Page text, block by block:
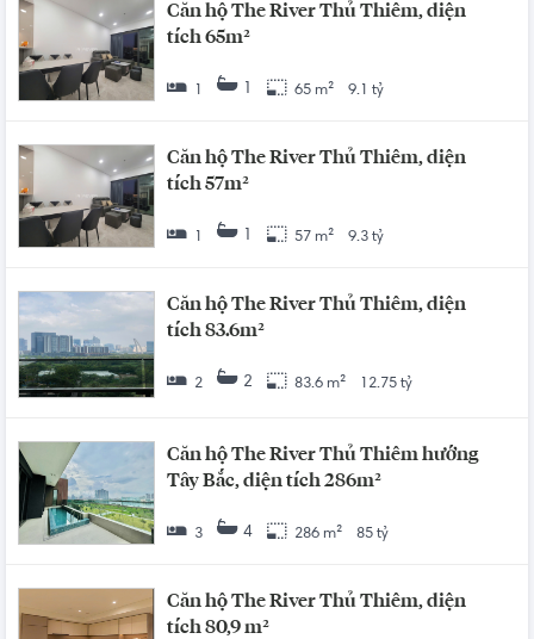
Căn hộ The River Thủ Thiêm, diện
tích 65m²
1 65 m² 9.1 tỷ
Căn hộ The River Thủ Thiêm, diện
tích 57m²
1 57 m² 9.3 tỷ
Căn hộ The River Thủ Thiêm, diện
tích 83.6m²
2 2 83.6 m² 12.75 tỷ
Căn hộ The River Thủ Thiêm hướng
Tây Bắc, diện tích 286m²
3 4 286 m² 85 tỷ
Căn hộ The River Thủ Thiêm, diện
tích 80,9 m²